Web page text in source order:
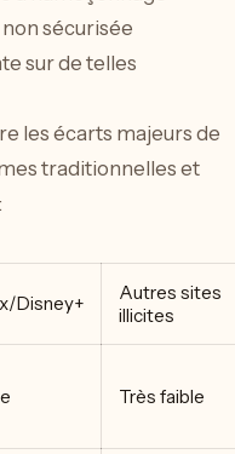
sécurisée
sur de telles
les écarts majeurs de
traditionnelles et
Disney+
Autres sites
illicites
Très faible